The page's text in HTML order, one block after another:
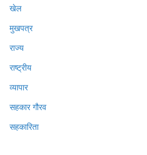
खेल
मुखपत्र
राज्य
राष्ट्रीय
व्यापार
सहकार गौरव
सहकारिता